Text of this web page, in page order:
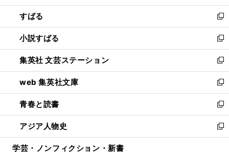
開
く
ウ
で
開
く
ン
ド
ウ
で
開
く
すばる
新
し
い
ウ
ィ
ン
ド
ウ
で
開
く
小説すばる
新
し
い
ウ
ィ
ン
ド
ウ
で
開
集英社 文芸ステーション
新
し
い
ウ
ィ
ン
ド
ウ
web 集英社文庫
新
し
い
ウ
ィ
ン
青春と読書
新
し
い
ウ
アジア人物史
新
し
学芸・ノンフィクション・新書